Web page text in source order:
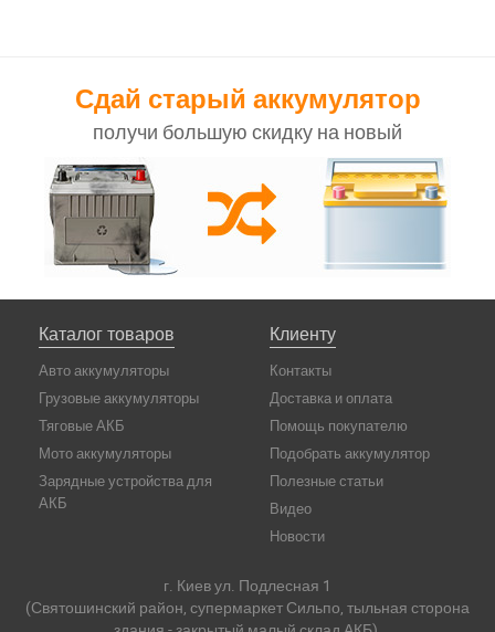
Сдай старый аккумулятор
получи большую скидку на новый
Каталог товаров
Авто аккумуляторы
Грузовые аккумуляторы
Тяговые АКБ
Мото аккумуляторы
Зарядные устройства для
АКБ
Клиенту
Контакты
Доставка и оплата
Помощь покупателю
Подобрать аккумулятор
Полезные статьи
Видео
Новости
г. Киев ул. Подлесная 1
(Святошинский район, супермаркет Сильпо, тыльная сторона